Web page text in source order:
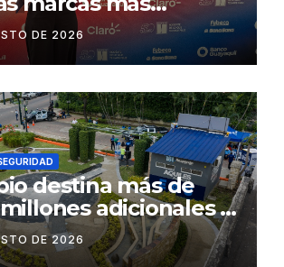
del Ecuador
DE 2026
destina más de
millones adicionales a
EP para fortalecer la
ciudadana
DE 2026